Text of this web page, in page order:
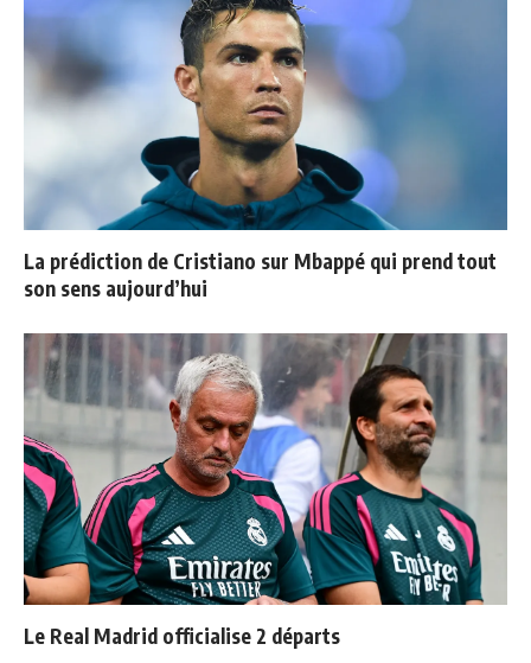
La prédiction de Cristiano sur Mbappé qui prend tout
son sens aujourd’hui
Le Real Madrid officialise 2 départs